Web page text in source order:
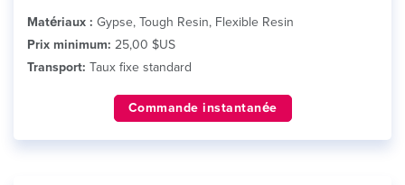
Matériaux : Gypse, Tough Resin, Flexible Resin
Prix minimum: 25,00 $US
Transport: Taux fixe standard
Commande instantanée